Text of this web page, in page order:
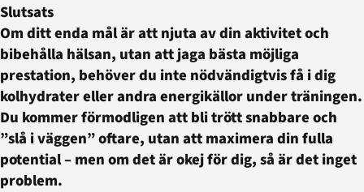
Slutsats
Om ditt enda mål är att njuta av din aktivitet och
bibehålla hälsan, utan att jaga bästa möjliga
prestation, behöver du inte nödvändigtvis få i dig
kolhydrater eller andra energikällor under träningen.
Du kommer förmodligen att bli trött snabbare och
”slå i väggen” oftare, utan att maximera din fulla
potential – men om det är okej för dig, så är det inget
problem.